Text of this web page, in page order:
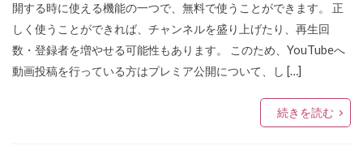
開する時に使える機能の一つで、無料で使うことができます。 正
しく使うことができれば、チャンネルを盛り上げたり、再生回
数・登録者を増やせる可能性もあります。 このため、YouTubeへ
動画投稿を行っている方はプレミア公開について、し […]
続きを読む